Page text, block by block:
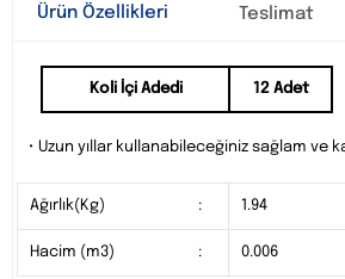
Ürün Özellikleri Teslimat
Koli İçi Adedi 12 Adet
• Uzun yıllar kullanabileceğiniz sağlam ve
Ağırlık(Kg) : 1.94
Hacim (m3) : 0.006